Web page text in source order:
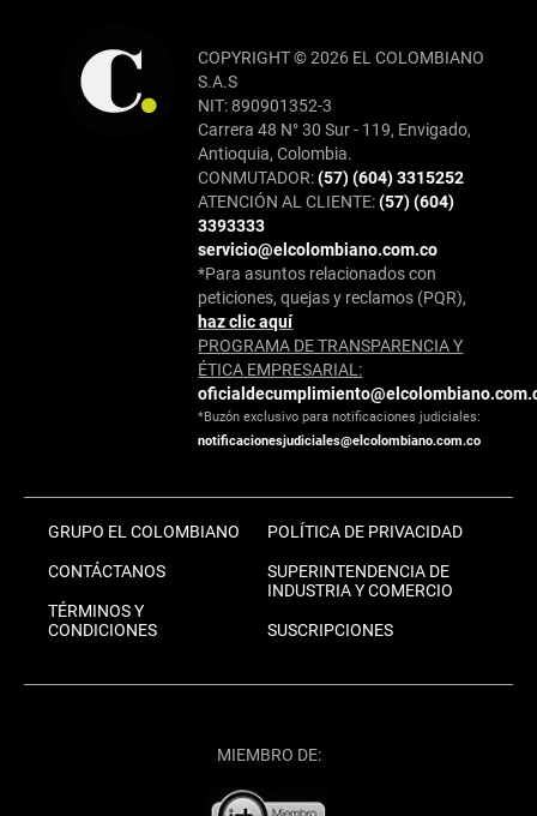
COPYRIGHT © 2026 EL COLOMBIANO
S.A.S
NIT: 890901352-3
Carrera 48 N° 30 Sur - 119, Envigado,
Antioquia, Colombia.
CONMUTADOR:(57) (604) 3315252
ATENCIÓN AL CLIENTE:(57) (604)
3393333
servicio@elcolombiano.com.co
*Para asuntos relacionados con
peticiones, quejas y reclamos (PQR),
haz clic aquí
PROGRAMA DE TRANSPARENCIA Y
ÉTICA EMPRESARIAL:
*Buzón exclusivo para notificaciones judiciales:
notificacionesjudiciales@elcolombiano.com.co
GRUPO EL COLOMBIANO
CONTÁCTANOS
TÉRMINOS Y
CONDICIONES
POLÍTICA DE PRIVACIDAD
SUPERINTENDENCIA DE
INDUSTRIA Y COMERCIO
SUSCRIPCIONES
MIEMBRO DE: